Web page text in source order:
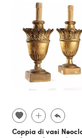
Coppia di vasi